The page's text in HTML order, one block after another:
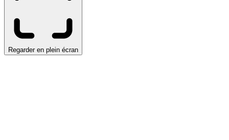
Regarder en plein écran